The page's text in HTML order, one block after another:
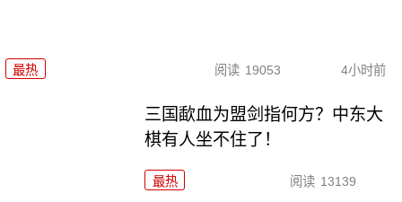
最热 阅读 19053 4小时前
三国歃血为盟剑指何方？中东大
棋有人坐不住了！
最热 阅读 13139